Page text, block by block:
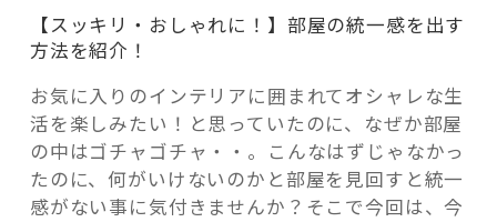
「モノ」
fleXe リノベ事例
「ひと」
【スッキリ・おしゃれに！】部屋の統一感を出す
方法を紹介！
お気に入りのインテリアに囲まれてオシャレな生
活を楽しみたい！と思っていたのに、なぜか部屋
の中はゴチャゴチャ・・。こんなはずじゃなかっ
たのに、何がいけないのかと部屋を見回すと統一
感がない事に気付きませんか？そこで今回は、今